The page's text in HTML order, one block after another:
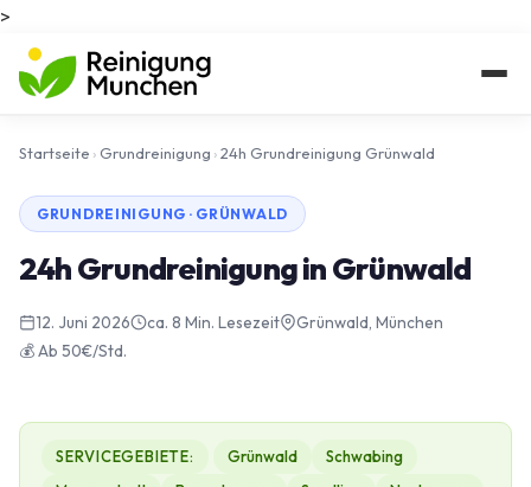
>
Startseite ›Grundreinigung ›24h Grundreinigung Grünwald
GRUNDREINIGUNG · GRÜNWALD
24h Grundreinigung in Grünwald
12. Juni 2026 ca. 8 Min. Lesezeit
Grünwald, München
💰 Ab 50€/Std.
SERVICEGEBIETE: Grünwald
Schwabing